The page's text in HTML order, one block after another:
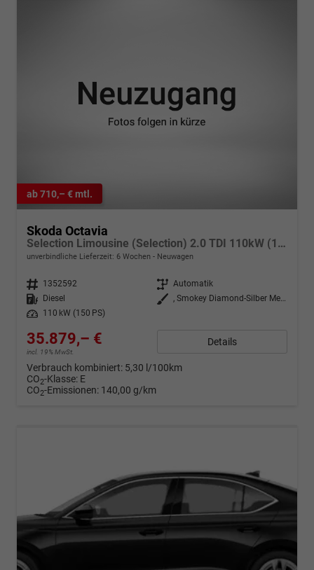
ab 710,– € mtl.
Skoda Octavia
Selection Limousine (Selection) 2.0 TDI 110kW (150 PS) 7-Gang DSG
unverbindliche Lieferzeit: 6 Wochen Neuwagen
Fahrzeugnr. 1352592 Getriebe Automatik
Kraftstoff
Diesel Außenfarbe
, Smokey Diamond-Silber Metallic (B3)
Leistung
110 kW (150 PS)
35.879,– €
incl. 19% MwSt.
Details
Verbrauch kombiniert: 5,30 l/100km
CO2-Klasse: E
CO2-Emissionen: 140,00 g/km